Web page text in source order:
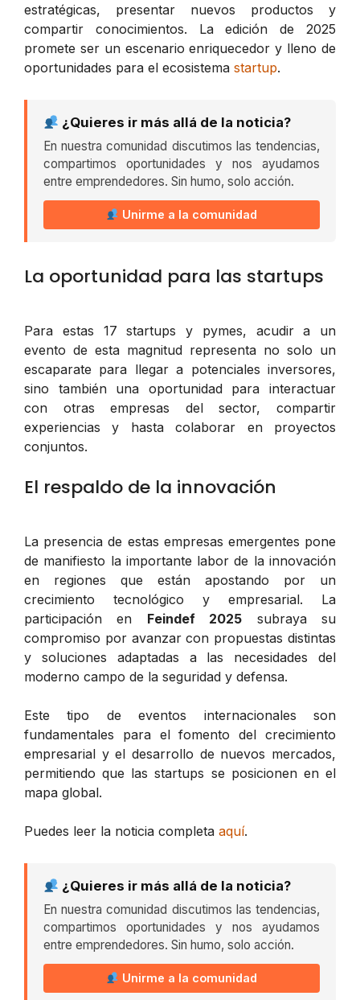
estratégicas, presentar nuevos productos y
compartir conocimientos. La edición de 2025
promete ser un escenario enriquecedor y lleno de
oportunidades para el ecosistema startup.
¿Quieres ir más allá de la noticia?
En nuestra comunidad discutimos las tendencias,
compartimos oportunidades y nos ayudamos
entre emprendedores. Sin humo, solo acción.
Unirme a la comunidad
La oportunidad para las startups
Para estas 17 startups y pymes, acudir a un
evento de esta magnitud representa no solo un
escaparate para llegar a potenciales inversores,
sino también una oportunidad para interactuar
con otras empresas del sector, compartir
experiencias y hasta colaborar en proyectos
conjuntos.
El respaldo de la innovación
La presencia de estas empresas emergentes pone
de manifiesto la importante labor de la innovación
en regiones que están apostando por un
crecimiento tecnológico y empresarial. La
participación en Feindef 2025 subraya su
compromiso por avanzar con propuestas distintas
y soluciones adaptadas a las necesidades del
moderno campo de la seguridad y defensa.
Este tipo de eventos internacionales son
fundamentales para el fomento del crecimiento
empresarial y el desarrollo de nuevos mercados,
permitiendo que las startups se posicionen en el
mapa global.
Puedes leer la noticia completa aquí.
¿Quieres ir más allá de la noticia?
En nuestra comunidad discutimos las tendencias,
compartimos oportunidades y nos ayudamos
entre emprendedores. Sin humo, solo acción.
Unirme a la comunidad